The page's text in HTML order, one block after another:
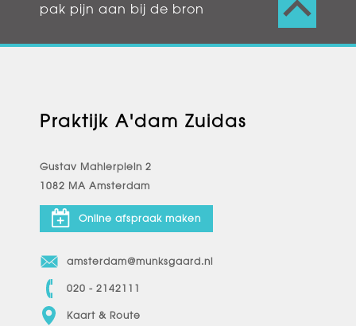
pak pijn aan bij de bron
Praktijk A'dam Zuidas
Gustav Mahlerplein 2
1082 MA Amsterdam
Online afspraak maken
amsterdam@munksgaard.nl
020 - 2142111
Kaart & Route